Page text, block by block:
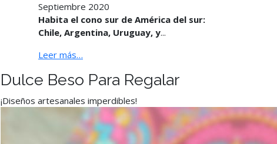
Septiembre 2020
Habita el cono sur de América del sur:
Chile, Argentina, Uruguay, y...
Leer más…
Dulce Beso Para Regalar
¡Diseños artesanales imperdibles!